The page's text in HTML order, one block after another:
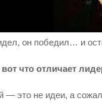
он победил… и
что отличает
— это не идеи, а